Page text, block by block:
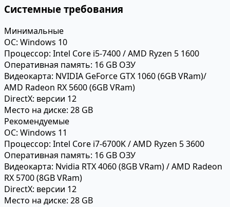
Системные требования
Минимальные
ОС: Windows 10
Процессор: Intel Core i5-7400 / AMD Ryzen 5 1600
Оперативная память: 16 GB ОЗУ
Видеокарта: NVIDIA GeForce GTX 1060 (6GB VRam)/
AMD Radeon RX 5600 (6GB VRam)
DirectX: версии 12
Место на диске: 28 GB
Рекомендуемые
ОС: Windows 11
Процессор: Intel Core i7-6700K / AMD Ryzen 5 3600
Оперативная память: 16 GB ОЗУ
Видеокарта: Nvidia RTX 4060 (8GB VRam) / AMD Radeon
RX 5700 (8GB VRam)
DirectX: версии 12
Место на диске: 28 GB